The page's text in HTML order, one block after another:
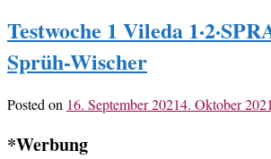
Testwoche 1 Vileda
Sprüh-Wischer
Posted on 16. September 20214. Oktober 2021
*Werbung